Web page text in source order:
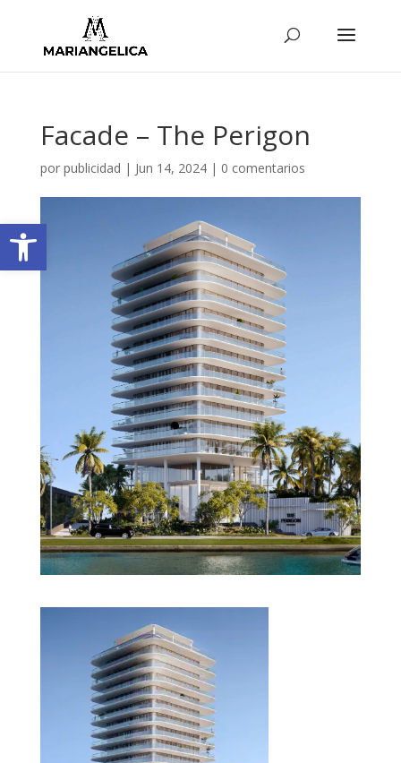
Abrir barra de herramientas
Facade – The Perigon
por publicidad | Jun 14, 2024| 0 comentarios